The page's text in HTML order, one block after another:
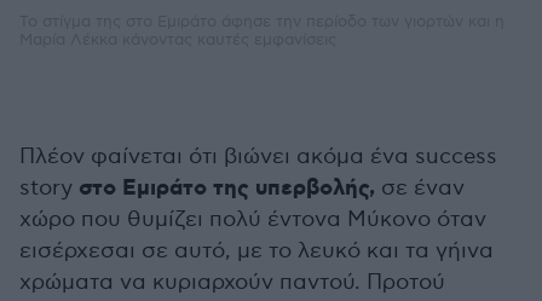
Πλέον φαίνεται ότι βιώνει ακόμα ένα success
story στο Εμιράτο της υπερβολής, σε έναν
χώρο που θυμίζει πολύ έντονα Μύκονο όταν
εισέρχεσαι σε αυτό, με το λευκό και τα γήινα
χρώματα να κυριαρχούν παντού. Πρoτού